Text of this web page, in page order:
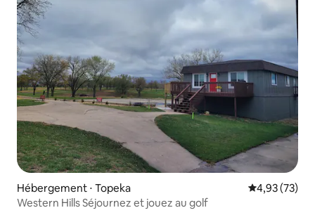
Hébergement ⋅ Topeka Évaluation
4,93 (73)
Western Hills Séjournez et jouez au golf